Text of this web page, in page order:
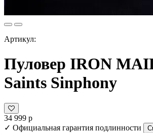
Артикул:
Пуловер IRON
Saints Sinphony
34 999 р
✓ Официальная гарантия подлинности